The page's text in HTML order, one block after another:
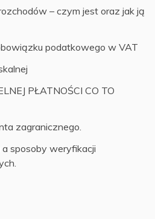
– czym jest oraz jak ją
podatkowego w VAT
PŁATNOŚCI CO TO
zagranicznego.
sposoby weryfikacji